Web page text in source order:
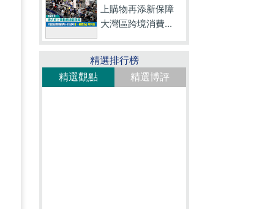
上購物再添新保障
大灣區跨境消費...
精選排行榜
精選觀點
精選博評